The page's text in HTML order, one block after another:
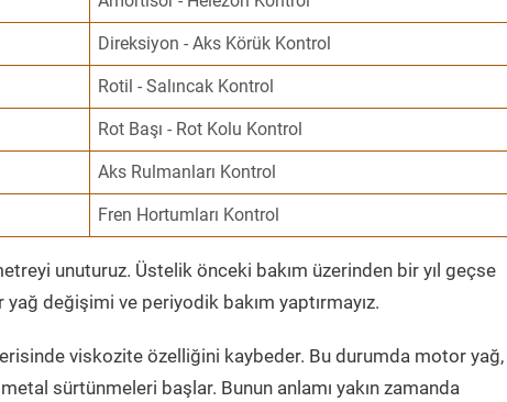
Direksiyon - Aks Körük Kontrol
Rotil - Salıncak Kontrol
Rot Başı - Rot Kolu Kontrol
Aks Rulmanları Kontrol
Fren Hortumları Kontrol
unuturuz. Üstelik önceki bakım üzerinden bir yıl geçse
değişimi ve periyodik bakım yaptırmayız.
viskozite özelliğini kaybeder. Bu durumda motor yağ,
sürtünmeleri başlar. Bunun anlamı yakın zamanda